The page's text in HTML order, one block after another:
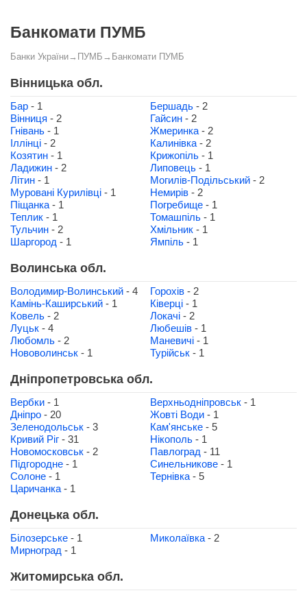
Банкомати ПУМБ
Банки України→ ПУМБ → Банкомати ПУМБ
Вінницька обл.
Бар - 1 Бершадь - 2
Вінниця - 2 Гайсин - 2
Гнівань - 1 Жмеринка - 2
Іллінці - 2 Калинівка - 2
Козятин - 1 Крижопіль - 1
Ладижин - 2 Липовець - 1
Літин - 1 Могилів-Подільський - 2
Муровані Курилівці - 1 Немирів - 2
Піщанка - 1 Погребище - 1
Теплик - 1 Томашпіль - 1
Тульчин - 2 Хмільник - 1
Шаргород - 1 Ямпіль - 1
Волинська обл.
Володимир-Волинський - 4 Горохів - 2
Камінь-Каширський - 1 Ківерці - 1
Ковель - 2 Локачі - 2
Луцьк - 4 Любешів - 1
Любомль - 2 Маневичі - 1
Нововолинськ - 1 Турійськ - 1
Дніпропетровська обл.
Вербки - 1 Верхньодніпровськ - 1
Дніпро - 20 Жовті Води - 1
Зеленодольськ - 3 Кам'янське - 5
Кривий Ріг - 31 Нікополь - 1
Новомосковськ - 2 Павлоград - 11
Підгородне - 1 Синельникове - 1
Солоне - 1 Тернівка - 5
Царичанка - 1
Донецька обл.
Білозерське - 1 Миколаївка - 2
Мирноград - 1
Житомирська обл.